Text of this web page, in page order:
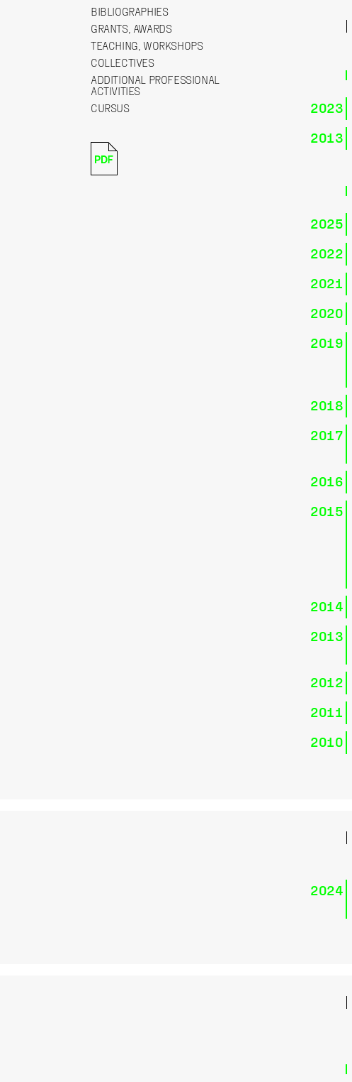
BIBLIOGRAPHIES
GRANTS, AWARDS
TEACHING, WORKSHOPS
COLLECTIVES
ADDITIONAL PROFESSIONAL
ACTIVITIES
CURSUS
2023
2013
2025
2022
2021
2020
2019
2018
2017
2016
2015
2014
2013
2012
2011
2010
2024